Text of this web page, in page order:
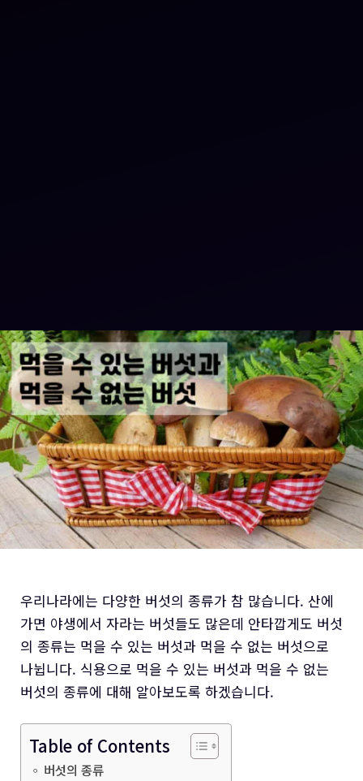
우리나라에는 다양한 버섯의 종류가 참 많습니다. 산에
가면 야생에서 자라는 버섯들도 많은데 안타깝게도 버섯
의 종류는 먹을 수 있는 버섯과 먹을 수 없는 버섯으로
나뉩니다. 식용으로 먹을 수 있는 버섯과 먹을 수 없는
버섯의 종류에 대해 알아보도록 하겠습니다.
Table of Contents
버섯의 종류